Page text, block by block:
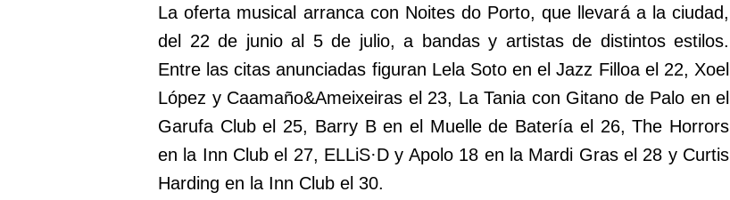
La oferta musical arranca con Noites do Porto, que llevará a la ciudad,
del 22 de junio al 5 de julio, a bandas y artistas de distintos estilos.
Entre las citas anunciadas figuran Lela Soto en el Jazz Filloa el 22, Xoel
López y Caamaño&Ameixeiras el 23, La Tania con Gitano de Palo en el
Garufa Club el 25, Barry B en el Muelle de Batería el 26, The Horrors
en la Inn Club el 27, ELLiS·D y Apolo 18 en la Mardi Gras el 28 y Curtis
Harding en la Inn Club el 30.